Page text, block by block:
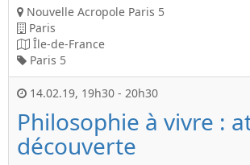
Nouvelle Acropole Paris 5
Paris
Île-de-France
Paris 5
14.02.19, 19h30 - 20h30
Philosophie à vivre :
découverte